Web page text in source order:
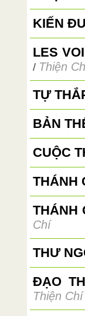
KIẾN
LES
/ Thiện
TỰ
BẢN
CUỘC
THÁNH
THÁNH
Chí
THƯ
ĐẠO
Thiện Chí